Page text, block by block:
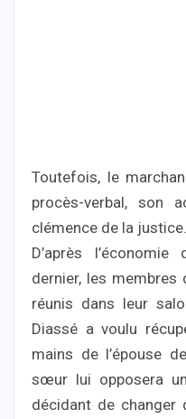
Toutefois, le
procès-verbal, son
clémence de la justice.
D’après
dernier, les
réunis dans leur
Diassé a voulu
mains de l’épouse
sœur lui opposera
décidant de changer